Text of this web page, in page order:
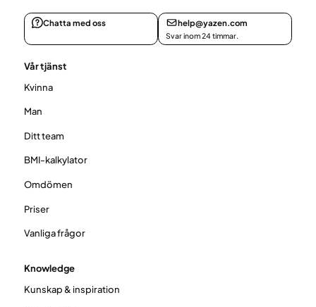
Chatta med oss help@yazen.com
Svar inom 24 timmar.
Vår tjänst
Kvinna
Man
Ditt team
BMI-kalkylator
Omdömen
Priser
Vanliga frågor
Knowledge
Kunskap & inspiration